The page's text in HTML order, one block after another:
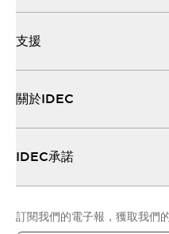
支援
關於IDEC
IDEC承諾
訂閱我們的電子報，獲取我們